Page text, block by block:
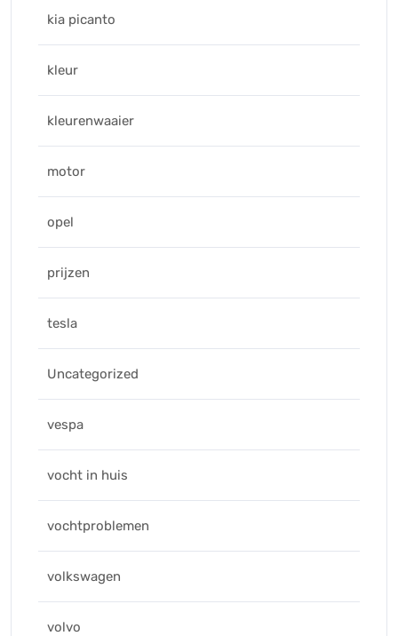
kia picanto
kleur
kleurenwaaier
motor
opel
prijzen
tesla
Uncategorized
vespa
vocht in huis
vochtproblemen
volkswagen
volvo